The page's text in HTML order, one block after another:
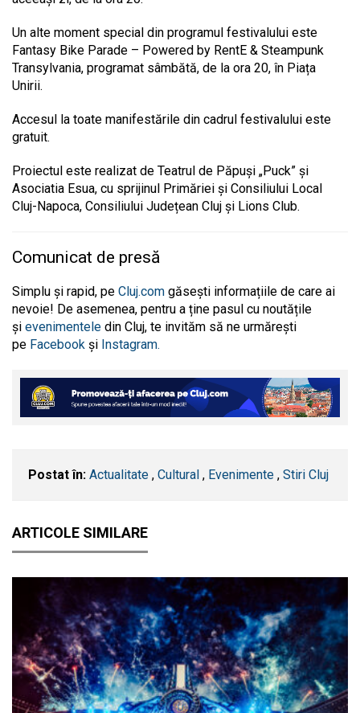
Un alte moment special din programul festivalului este
Fantasy Bike Parade – Powered by RentE & Steampunk
Transylvania, programat sâmbătă, de la ora 20, în Piața
Unirii.
Accesul la toate manifestările din cadrul festivalului este
gratuit.
Proiectul este realizat de Teatrul de Păpuși „Puck” și
Asociatia Esua, cu sprijinul Primăriei și Consiliului Local
Cluj-Napoca, Consiliului Județean Cluj și Lions Club.
Comunicat de presă
Simplu și rapid, pe Cluj.com găsești informațiile de care ai
nevoie! De asemenea, pentru a ține pasul cu noutățile
și evenimentele din Cluj, te invităm să ne urmărești
pe Facebook și Instagram.
Postat în: Actualitate , Cultural , Evenimente , Stiri Cluj
ARTICOLE SIMILARE